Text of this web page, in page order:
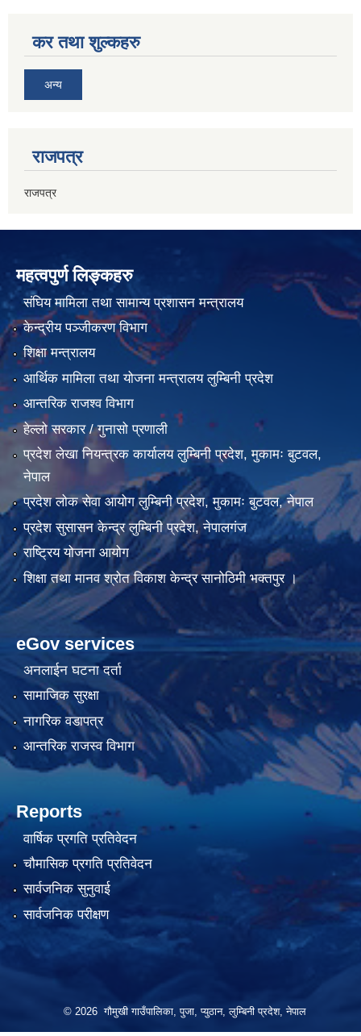
कर तथा शुल्कहरु
अन्य
राजपत्र
राजपत्र
महत्वपुर्ण लिङ्कहरु
संघिय मामिला तथा सामान्य प्रशासन मन्त्रालय
केन्द्रीय पञ्जीकरण विभाग
शिक्षा मन्त्रालय
आर्थिक मामिला तथा योजना मन्त्रालय लुम्बिनी प्रदेश
आन्तरिक राजश्व विभाग
हेल्लो सरकार / गुनासो प्रणाली
प्रदेश लेखा नियन्त्रक कार्यालय लुम्बिनी प्रदेश, मुकामः बुटवल,
नेपाल
प्रदेश लोक सेवा आयोग लुम्बिनी प्रदेश, मुकामः बुटवल, नेपाल
प्रदेश सुसासन केन्द्र लुम्बिनी प्रदेश, नेपालगंज
राष्ट्रिय योजना आयोग
शिक्षा तथा मानव श्रोत विकाश केन्द्र सानोठिमी भक्तपुर ।
eGov services
अनलाईन घटना दर्ता
सामाजिक सुरक्षा
नागरिक वडापत्र
आन्तरिक राजस्व विभाग
Reports
वार्षिक प्रगति प्रतिवेदन
चौमासिक प्रगति प्रतिवेदन
सार्वजनिक सुनुवाई
सार्वजनिक परीक्षण
© 2026 गौमुखी गाउँपालिका, पुजा, प्युठान, लुम्बिनी प्रदेश, नेपाल